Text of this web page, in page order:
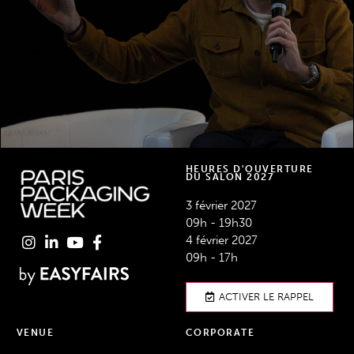
DÉCOUVREZ LES TALKS
HEURES D'OUVERTURE
DU SALON 2027
3 février 2027
09h - 19h30
4 février 2027
09h - 17h
ACTIVER LE RAPPEL
VENUE CORPORATE